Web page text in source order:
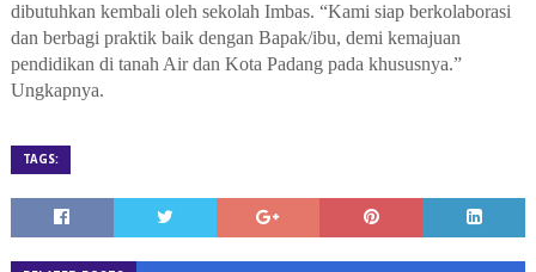
dibutuhkan kembali oleh sekolah Imbas. “Kami siap berkolaborasi
dan berbagi praktik baik dengan Bapak/ibu, demi kemajuan
pendidikan di tanah Air dan Kota Padang pada khususnya.”
Ungkapnya.
TAGS: